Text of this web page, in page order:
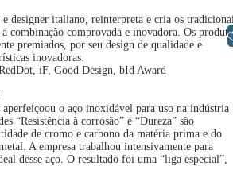
designer italiano, reinterpreta e cria os
combinação comprovada e inovadora. Os
premiados, por seu design de qualidade e
inovadoras.
iF, Good Design, bId Award
o aço inoxidável para uso na indústria
“Resistência à corrosão” e “Dureza” são
de cromo e carbono da matéria prima e do
A empresa trabalhou intensivamente para
desse aço. O resultado foi uma “liga especial”,
Libras